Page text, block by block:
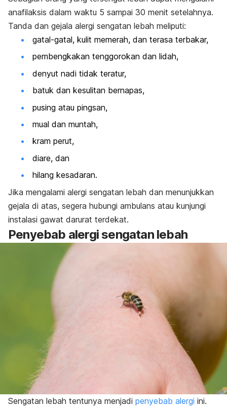
anafilaksis dalam waktu 5 sampai 30 menit setelahnya.
Tanda dan gejala alergi sengatan lebah meliputi:
gatal-gatal, kulit memerah, dan terasa terbakar,
pembengkakan tenggorokan dan lidah,
denyut nadi tidak teratur,
batuk dan kesulitan bernapas,
pusing atau pingsan,
mual dan muntah,
kram perut,
diare, dan
hilang kesadaran.
Jika mengalami alergi sengatan lebah dan menunjukkan
gejala di atas, segera hubungi ambulans atau kunjungi
instalasi gawat darurat terdekat.
Penyebab alergi sengatan lebah
Sengatan lebah tentunya menjadi penyebab alergi ini.